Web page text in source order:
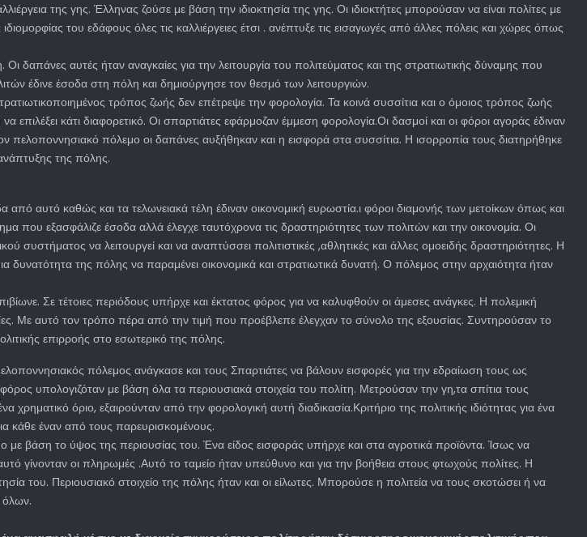
της γης. Έλληνας ζούσε με βάση την ιδιοκτησία της γης. Οι ιδιοκτήτες μπορούσαν να είναι πολίτες με
του εδάφους όλες τις καλλιέργειες έτσι . ανέπτυξε τις εισαγωγές από άλλες πόλεις και χώρες όπως
αυτές ήταν αναγκαίες για την λειτουργία του πολιτεύματος και της στρατιωτικής δύναμης που
έδινε έσοδα στη πόλη και δημιούργησε τον θεσμό των λειτουργιών.
τρόπος ζωής δεν επέτρεψε την φορολογία. Τα κοινά συσσίτια και ο όμοιος τρόπος ζωής
κάτι διαφορετικό. Οι σπαρτιάτες εφάρμοζαν έμμεση φορολογία.Οι δασμοί και οι φόροι αγοράς έδιναν
πόλεμο οι δαπάνες αυξήθηκαν και η εισφορά στα συσσίτια. Η ισορροπία τους διατηρήθηκε
της πόλης.
αυτό καθώς και τα τελωνειακά τέλη έδιναν οικονομική ευρωστία.ι φόροι διαμονής των μετοίκων όπως και
που εξασφάλιζε έσοδα αλλά έλεγχε ταυτόχρονα τις δραστηριότητες των πολιτών και την οικονομία. Οι
να λειτουργεί και να αναπτύσσει πολιτιστικές ,αθλητικές και άλλες ομοειδής δραστηριότητες. Η
δυνατότητα της πόλης να παραμένει οικονομικά και στρατιωτικά δυνατή. Ο πόλεμος στην αρχαιότητα ήταν
Σε τέτοιες περιόδους υπήρχε και έκτατος φόρος για να καλυφθούν οι άμεσες ανάγκες. Η πολεμική
Με αυτό τον τρόπο πέρα από την τιμή που προέβλεπε έλεγχαν το σύνολο της εξουσίας. Συντηρούσαν το
επιρροής στο εσωτερικό της πόλης.
πόλεμος ανάγκασε και τους Σπαρτιάτες να βάλουν εισφορές για την εδραίωση τους ως
υπολογιζόταν με βάση όλα τα περιουσιακά στοιχεία του πολίτη. Μετρούσαν την γη,τα σπίτια τους
όριο, εξαιρούνταν από την φορολογική αυτή διαδικασία.Κριτήριο της πολιτικής ιδιότητας για ένα
κάθε έναν από τους παρευρισκομένους.
βάση το ύψος της περιουσίας του. Ένα είδος εισφοράς υπήρχε και στα αγροτικά προϊόντα. Ίσως να
γίνονταν οι πληρωμές .Αυτό το ταμείο ήταν υπεύθυνο και για την βοήθεια στους φτωχούς πολίτες. Η
του. Περιουσιακό στοιχείο της πόλης ήταν και οι είλωτες. Μπορούσε η πολιτεία να τους σκοτώσει ή να
όλων.